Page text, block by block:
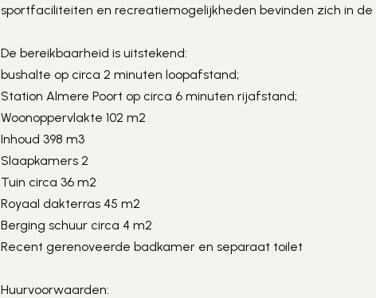
sportfaciliteiten en recreatiemogelijkheden bevinden zich in
De bereikbaarheid is uitstekend:
bushalte op circa 2 minuten loopafstand;
Station Almere Poort op circa 6 minuten rijafstand;
Woonoppervlakte 102 m2
Inhoud 398 m3
Slaapkamers 2
Tuin circa 36 m2
Royaal dakterras 45 m2
Berging schuur circa 4 m2
Recent gerenoveerde badkamer en separaat toilet
Huurvoorwaarden: